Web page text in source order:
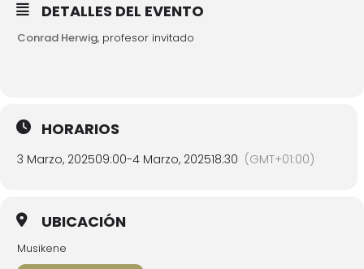
DETALLES DEL EVENTO
Conrad Herwig, profesor invitado
HORARIOS
3 Marzo, 202509:00-4 Marzo, 202518:30 (GMT+01:00)
UBICACIÓN
Musikene